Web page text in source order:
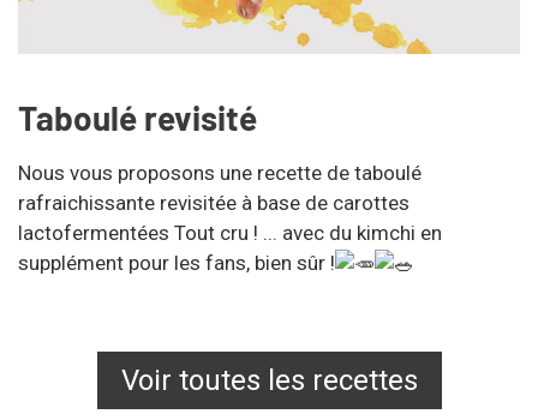
Taboulé revisité
Nous vous proposons une recette de taboulé
rafraichissante revisitée à base de carottes
lactofermentées Tout cru ! ... avec du kimchi en
supplément pour les fans, bien sûr !
Voir toutes les recettes